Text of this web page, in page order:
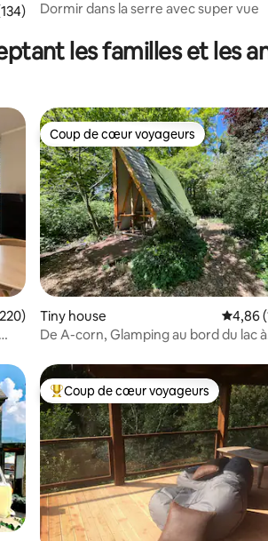
moyenne sur la base de 134
Dormir dans la serre avec super vue
les familles et les
: 4,88 sur 5
moyenne sur la base de 220
Coup de cœur voyageurs
Coup de cœur voyageurs
Tiny house
4,86
De A-corn, Glamping au bord du lac à
Coups de cœur voyageurs les plus
Coup de cœur voyageurs